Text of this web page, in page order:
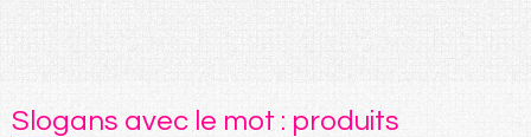
Slogans avec le mot : produits